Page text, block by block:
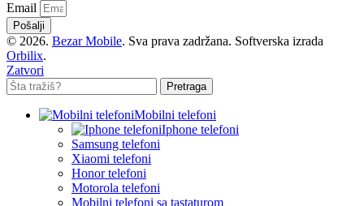
Email
Pošalji
© 2026. Bezar Mobile. Sva prava zadržana. Softverska izrada
Orbilix.
Zatvori
Pretraga
Mobilni telefoni
Iphone telefoni
Samsung telefoni
Xiaomi telefoni
Honor telefoni
Motorola telefoni
Mobilni telefoni sa tastaturom